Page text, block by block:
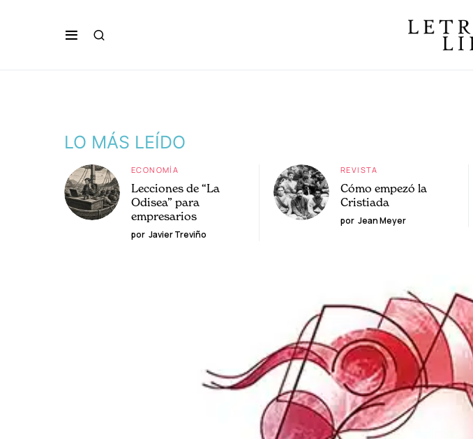
LO MÁS LEÍDO
ECONOMÍA
Lecciones de “La
Odisea” para
empresarios
por Javier Treviño
REVISTA
Cómo empezó la
Cristiada
por Jean Meyer